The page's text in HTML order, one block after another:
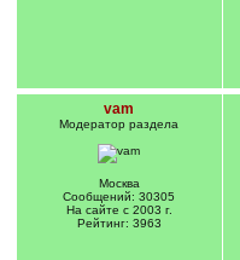
vam
Модератор раздела
Москва
Сообщений: 30305
На сайте с 2003 г.
Рейтинг: 3963